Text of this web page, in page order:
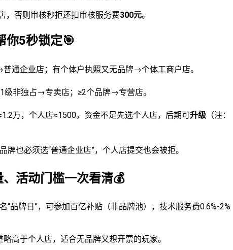
，否则审核秒拒还扣审核服务费300元。
你5秒锁定🎯
通企业店；有个体户执照又无品牌→个体工商户店。
非独占→专卖店；≥2个品牌→专营店。
万，个人店≈1500，资金不足先选个人店，后期可升级 （注：
也必须选“普通企业店”，个人店提交也会被拒。
活动门槛一次看清💰
品牌日”，可参加百亿补贴（非品牌池），技术服务费0.6%-2%
高于个人店，适合无品牌又想开票的玩家。